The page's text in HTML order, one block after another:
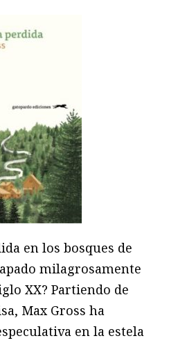
en los bosques de
milagrosamente
XX? Partiendo de
Max Gross ha
en la estela